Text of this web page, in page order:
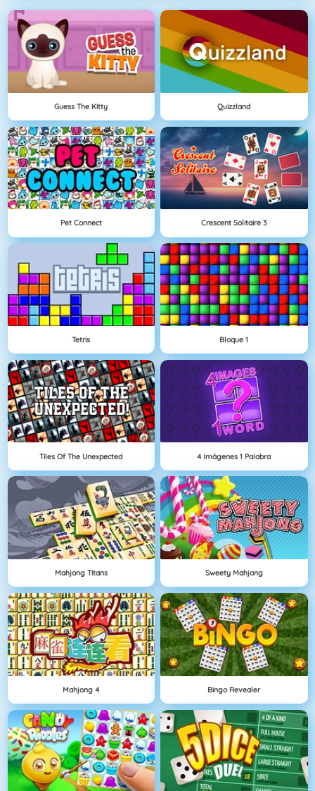
Guess The Kitty Quizzland
Pet Connect Crescent Solitaire 3
Tetris Bloque 1
Tiles Of The Unexpected 4 Imágenes 1 Palabra
Mahjong Titans Sweety Mahjong
Mahjong 4 Bingo Revealer